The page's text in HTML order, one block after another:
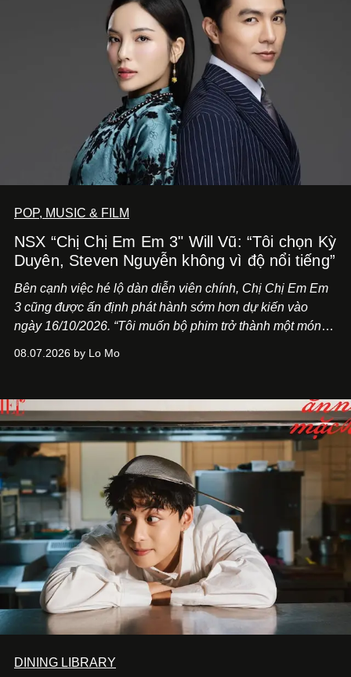
POP, MUSIC & FILM
NSX “Chị Chị Em Em 3" Will Vũ: “Tôi chọn Kỳ
Duyên, Steven Nguyễn không vì độ nổi tiếng”
Bên cạnh việc hé lộ dàn diễn viên chính, Chị Chị Em Em
3 cũng được ấn định phát hành sớm hơn dự kiến vào
ngày 16/10/2026. “Tôi muốn bộ phim trở thành một món
Việt Nam”, NSX Will Vũ cho biết.
08.07.2026 by Lo Mo
DINING LIBRARY